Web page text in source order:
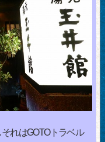
れはGOTOトラベル